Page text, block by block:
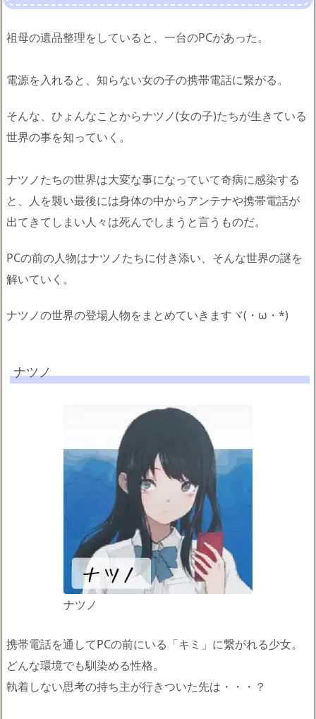
祖母の遺品整理をしていると、一台のPCがあった。
電源を入れると、知らない女の子の携帯電話に繋がる。
そんな、ひょんなことからナツノ(女の子)たちが生きている
世界の事を知っていく。
ナツノたちの世界は大変な事になっていて奇病に感染する
と、人を襲い最後には身体の中からアンテナや携帯電話が
出てきてしまい人々は死んでしまうと言うものだ。
PCの前の人物はナツノたちに付き添い、そんな世界の謎を
解いていく。
ナツノの世界の登場人物をまとめていきますヾ(・ω・*)
ナツノ
ナツノ
携帯電話を通してPCの前にいる「キミ」に繋がれる少女。
どんな環境でも馴染める性格。
執着しない思考の持ち主が行きついた先は・・・？